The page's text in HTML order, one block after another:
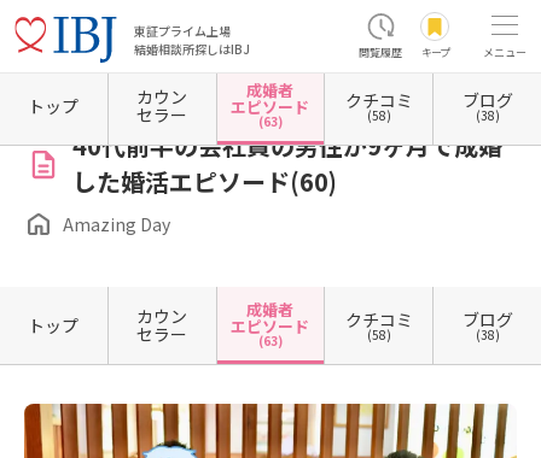
東証プライム上場
結婚相談所探しはIBJ
閲覧履歴 キープ メニュー
ホーム 栃木県の結婚相談所 栃木県宇都宮市 Amazing Day 成婚者エピソード一覧
40代前半の会社員の男性が9ヶ月で成婚
した婚活エピソード(60)
Amazing Day
トップ カウン
セラー
成婚者
エピソード
(63)
クチコミ
(58)
ブログ
(38)
トップ カウン
セラー
成婚者
エピソード
(63)
クチコミ
(58)
ブログ
(38)